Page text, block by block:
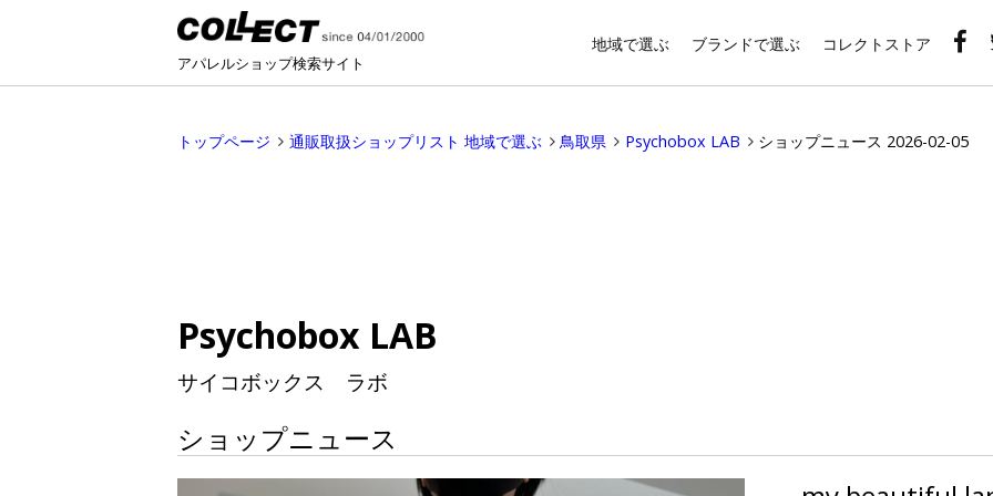
アパレルショップ検索サイト
地域で選ぶ ブランドで選ぶ コレクトストア
トップページ 通販取扱ショップリスト 地域で選ぶ 鳥取県 Psychobox LAB ショップニュース 2026-02-05
Psychobox LAB
サイコボックス ラボ
ショップニュース